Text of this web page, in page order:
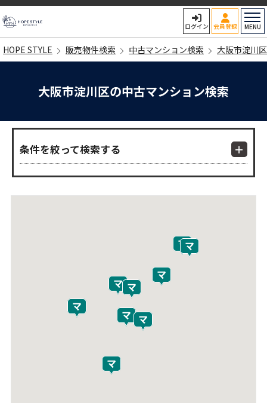
ログイン 会員登録 MENU
HOPE STYLE 販売物件検索 中古マンション検索 大阪市淀川
大阪市淀川区の中古マンション検索
条件を絞って検索する